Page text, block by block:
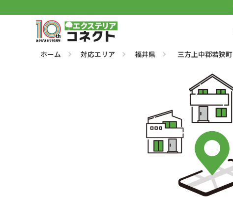
ホーム 対応エリア 福井県 三方上中郡若狭町